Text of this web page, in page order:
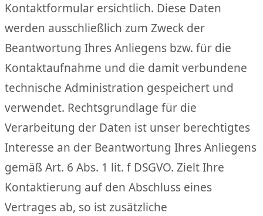
Kontaktformular ersichtlich. Diese Daten
werden ausschließlich zum Zweck der
Beantwortung Ihres Anliegens bzw. für die
Kontaktaufnahme und die damit verbundene
technische Administration gespeichert und
verwendet. Rechtsgrundlage für die
Verarbeitung der Daten ist unser berechtigtes
Interesse an der Beantwortung Ihres Anliegens
gemäß Art. 6 Abs. 1 lit. f DSGVO. Zielt Ihre
Kontaktierung auf den Abschluss eines
Vertrages ab, so ist zusätzliche